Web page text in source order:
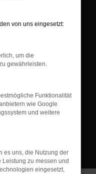
90 20
90 21
von uns eingesetzt:
um die
gewährleisten.
Funktionalität
wie Google
und weitere
es uns, die Nutzung der
zu messen und
eingesetzt,